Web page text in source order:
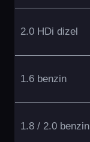
2.0 HDi dizel
1.6 benzin
1.8 / 2.0 benzin